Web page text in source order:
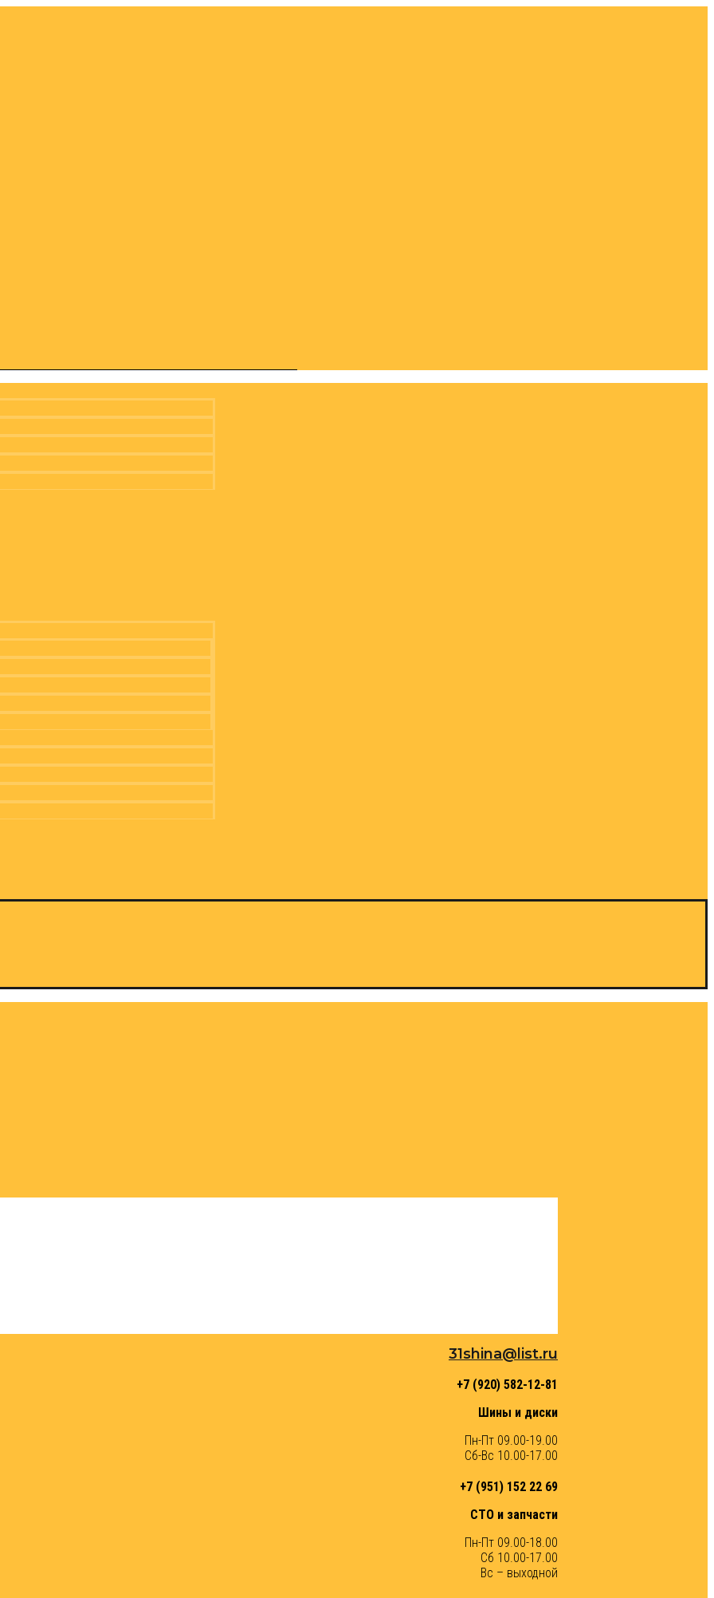
31shina@list.ru
+7 (920) 582-12-81
Шины и диски
Пн-Пт 09.00-19.00
Сб-Вс 10.00-17.00
+7 (951) 152 22 69
СТО и запчасти
Пн-Пт 09.00-18.00
Сб 10.00-17.00
Вс – выходной